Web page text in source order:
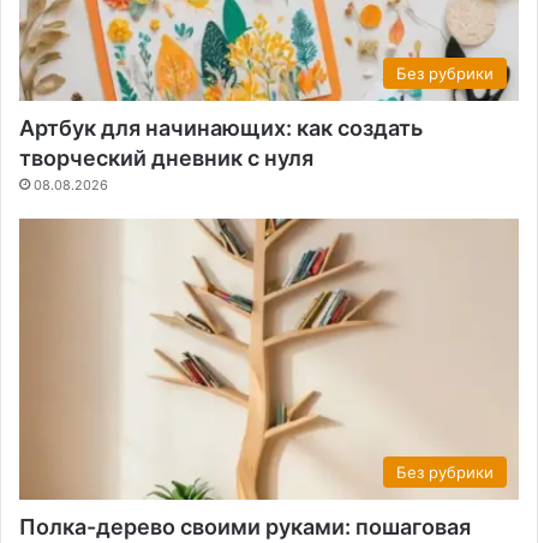
Без рубрики
Артбук для начинающих: как создать
творческий дневник с нуля
08.08.2026
Без рубрики
Полка-дерево своими руками: пошаговая